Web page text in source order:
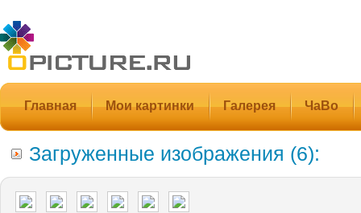
Главная Мои картинки Галерея ЧаВо
Загруженные изображения (6):